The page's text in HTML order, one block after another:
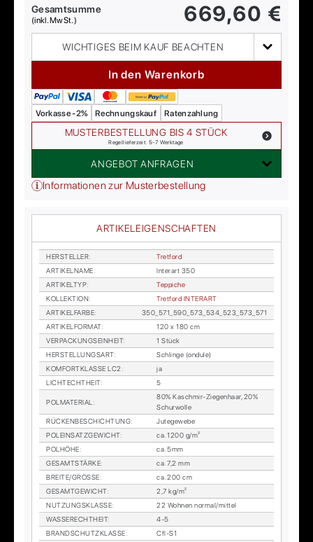
Gesamtsumme
(inkl. MwSt.) 669,60 €
WICHTIGES BEIM KAUF BEACHTEN
In den Warenkorb
Vorkasse -2% Rechnungskauf Ratenzahlung
MUSTERBESTELLUNG BIS 4 STÜCK
Regellieferzeit: 5-7 Werktage
ANGEBOT ANFRAGEN
Informationen zur Musterbestellung
ARTIKELEIGENSCHAFTEN
HER­STEL­LER:
Tret­ford
AR­TI­KEL­NA­ME:
In­ter­art 350
AR­TI­KEL­TYP:
Tep­pi­che
KOL­LEK­TI­ON:
Tret­ford IN­TER­ART
AR­TI­KEL­FAR­BE:
350_571_590_573_534_523_573_571
AR­TI­KEL­FOR­MAT:
120 x 180 cm
VER­PA­CKUNGS­EIN­HEIT:
1 Stück
HER­STEL­LUNGS­ART:
Schlin­ge (on­du­le)
KOM­FORT­KLAS­SE LC2 :
ja
LICHTECHT­HEIT: 5
POL­MA­TE­RI­AL :
80% Kasch­mir-Zie­gen­haar, 20%
Schur­wol­le
RÜ­CKEN­BE­SCHICH­TUNG:
Ju­te­ge­we­be
POL­EIN­SATZ­GE­WICHT:
ca. 1200 g/m²
POL­HÖ­HE:
ca. 5mm
GE­SAMT­STÄR­KE:
ca. 7,2 mm
BREI­TE/GRÖS­SE:
ca. 200 cm
GE­SAMT­GE­WICHT:
2,7 kg/m²
NUT­ZUNGS­KLAS­SE:
22 Woh­nen nor­mal/mit­tel
WAS­SE­RECHT­HEIT:
4-5
BRAND­SCHUTZ­KLAS­SE:
Cfl-S1